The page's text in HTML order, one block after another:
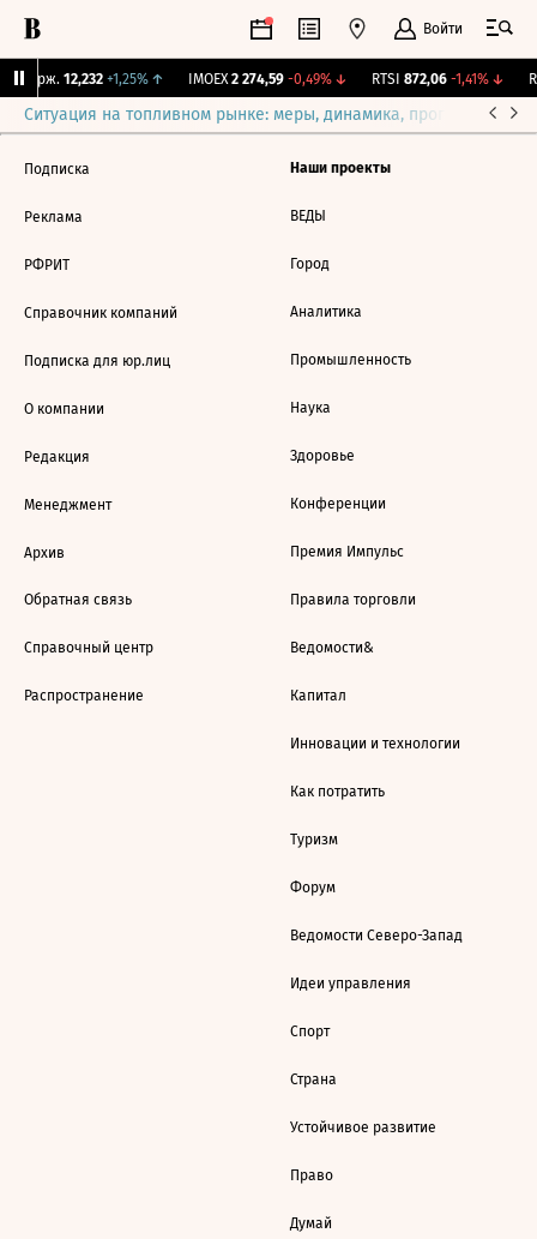
Войти
Бирж. 12,232 +1,25%↑ IMOEX 2 274,59 -0,49%↓ RTSI 872,06 -1,41%↓
Ситуация на топливном рынке: меры, динамика, прогнозы
Подписка
Реклама
РФРИТ
Справочник компаний
Подписка для юр.лиц
О компании
Редакция
Менеджмент
Архив
Обратная связь
Справочный центр
Распространение
Наши проекты
ВЕДЫ
Город
Аналитика
Промышленность
Наука
Здоровье
Конференции
Премия Импульс
Правила торговли
Ведомости&
Капитал
Инновации и технологии
Как потратить
Туризм
Форум
Ведомости Северо-Запад
Идеи управления
Спорт
Страна
Устойчивое развитие
Право
Думай